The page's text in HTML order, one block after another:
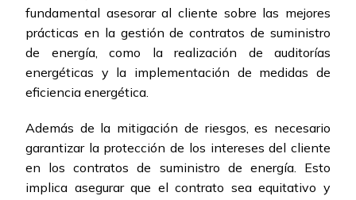
fundamental asesorar al cliente sobre las mejores
prácticas en la gestión de contratos de suministro
de energía, como la realización de auditorías
energéticas y la implementación de medidas de
eficiencia energética.
Además de la mitigación de riesgos, es necesario
garantizar la protección de los intereses del cliente
en los contratos de suministro de energía. Esto
implica asegurar que el contrato sea equitativo y